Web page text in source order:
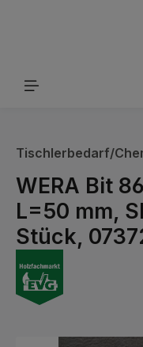
Tischlerbedarf/
WERA Bit
L=50 mm,
Stück,